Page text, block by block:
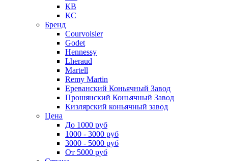
КВ
КС
Бренд
Courvoisier
Godet
Hennessy
Lheraud
Martell
Remy Martin
Ереванский Коньячный Завод
Прошянский Коньячный Завод
Кизлярский коньячный завод
Цена
До 1000 руб
1000 - 3000 руб
3000 - 5000 руб
От 5000 руб